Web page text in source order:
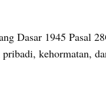
Dasar 1945 Pasal
kehormatan,